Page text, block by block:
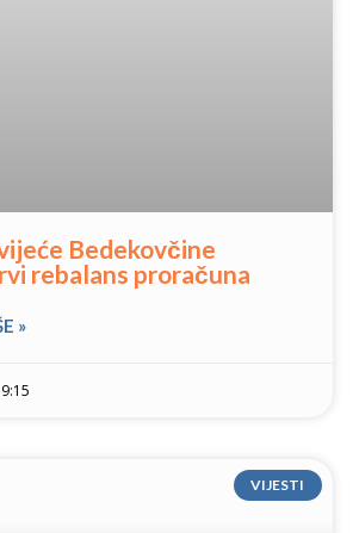
Bedekovčine
rebalans proračuna
»
VIJESTI